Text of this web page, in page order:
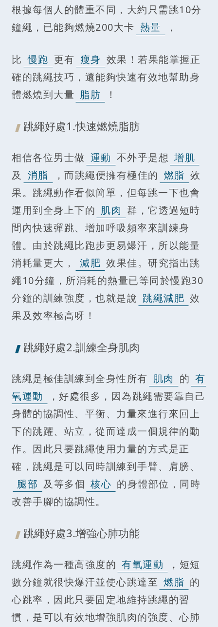
根據每個人的體重不同，大約只需跳10分
鐘繩，已能夠燃燒200大卡 熱量 ，
比 慢跑 更有 瘦身 效果！若果能掌握正
確的跳繩技巧，還能夠快速有效地幫助身
體燃燒到大量 脂肪 ！
跳繩好處1.快速燃燒脂肪
相信各位男士做 運動 不外乎是想 增肌
及
消脂 ，而跳繩便擁有極佳的 燃脂 效
果。跳繩動作看似簡單，但每跳一下也會
運用到全身上下的 肌肉 群，它透過短時
間內快速彈跳、增加呼吸頻率來訓練身
體。由於跳繩比跑步更易爆汗，所以能量
消耗量更大，
減肥 效果佳。研究指出跳
繩10分鐘，所消耗的熱量已等同於慢跑30
分鐘的訓練強度，也就是說 跳繩減肥 效
果及效率極高呀！
跳繩好處2.訓練全身肌肉
跳繩是極佳訓練到全身性所有 肌肉 的 有
氧運動
，好處很多，因為跳繩需要靠自己
身體的協調性、平衡、力量來進行來回上
下的跳躍、站立，從而達成一個規律的動
作。因此只要跳繩使用力量的方式是正
確，跳繩是可以同時訓練到手臂、肩膀、
腿部 及等多個 核心 的身體部位，同時
改善手腳的協調性。
跳繩好處3.增強心肺功能
跳繩作為一種高強度的 有氧運動
，短短
數分鐘就很快爆汗並使心跳達至 燃脂 的
心跳率，因此只要固定地維持跳繩的習
慣，是可以有效地增強肌肉的強度、心肺